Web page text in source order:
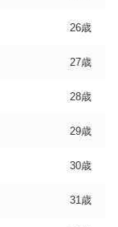
26歳
27歳
28歳
29歳
30歳
31歳